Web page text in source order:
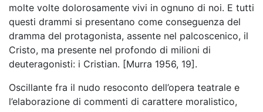
molte volte dolorosamente vivi in ognuno di noi. E tutti
questi drammi si presentano come conseguenza del
dramma del protagonista, assente nel palcoscenico, il
Cristo, ma presente nel profondo di milioni di
deuteragonisti: i Cristian. [Murra 1956, 19].
Oscillante fra il nudo resoconto dell’opera teatrale e
l’elaborazione di commenti di carattere moralistico,